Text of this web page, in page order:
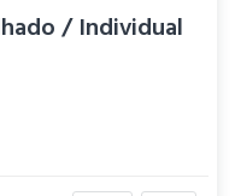
/ Individual